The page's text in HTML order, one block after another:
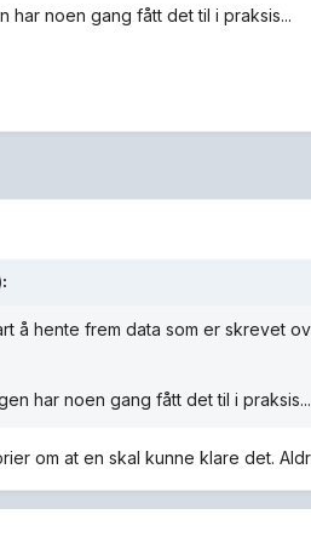
har noen gang fått det til i praksis...
å hente frem data som er skrevet
har noen gang fått det til i praksis...
om at en skal kunne klare det.